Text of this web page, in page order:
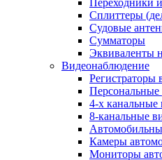
Переходники
Сплиттеры
Судовые
Сумматоры
Эквиваленты
Видеонаблюдение
Регистраторы
Персональные
4-х канальные
8-канальные
Камеры
Мониторы